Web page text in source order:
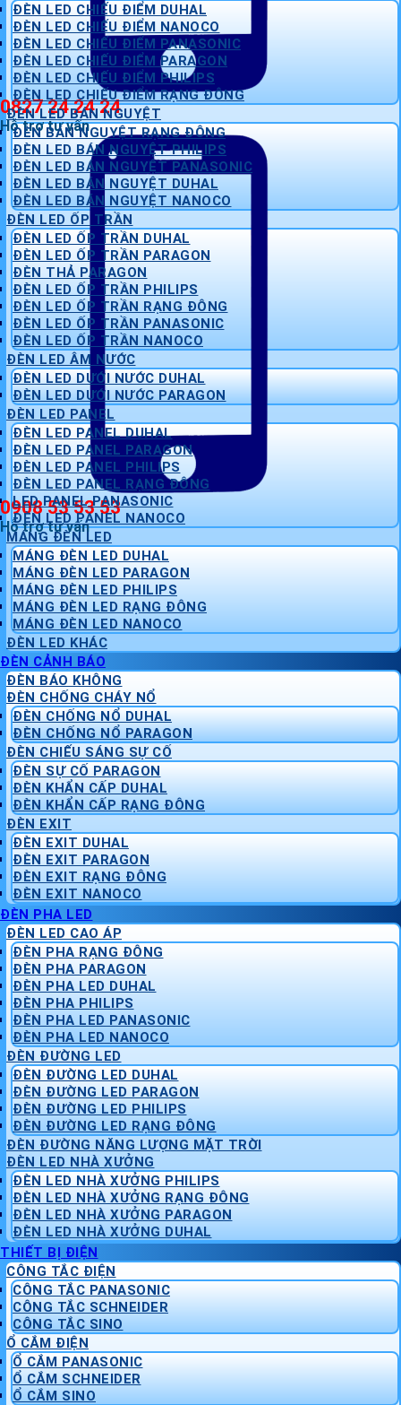
0827 24 24 24
Hỗ trợ tư vấn
0908 53 53 53
Hỗ trợ tư vấn
ĐÈN LED CHIẾU ĐIỂM DUHAL
ĐÈN LED CHIẾU ĐIỂM NANOCO
ĐÈN LED CHIẾU ĐIỂM PANASONIC
ĐÈN LED CHIẾU ĐIỂM PARAGON
ĐÈN LED CHIẾU ĐIỂM PHILIPS
ĐÈN LED CHIẾU ĐIỂM RẠNG ĐÔNG
ĐÈN LED BÁN NGUYỆT
ĐÈN BÁN NGUYỆT RẠNG ĐÔNG
ĐÈN LED BÁN NGUYỆT PHILIPS
ĐÈN LED BÁN NGUYỆT PANASONIC
ĐÈN LED BÁN NGUYỆT DUHAL
ĐÈN LED BÁN NGUYỆT NANOCO
ĐÈN LED ỐP TRẦN
ĐÈN LED ỐP TRẦN DUHAL
ĐÈN LED ỐP TRẦN PARAGON
ĐÈN THẢ PARAGON
ĐÈN LED ỐP TRẦN PHILIPS
ĐÈN LED ỐP TRẦN RẠNG ĐÔNG
ĐÈN LED ỐP TRẦN PANASONIC
ĐÈN LED ỐP TRẦN NANOCO
ĐÈN LED ÂM NƯỚC
ĐÈN LED DƯỚI NƯỚC DUHAL
ĐÈN LED DƯỚI NƯỚC PARAGON
ĐÈN LED PANEL
ĐÈN LED PANEL DUHAL
ĐÈN LED PANEL PARAGON
ĐÈN LED PANEL PHILIPS
ĐÈN LED PANEL RẠNG ĐÔNG
LED PANEL PANASONIC
ĐÈN LED PANEL NANOCO
MÁNG ĐÈN LED
MÁNG ĐÈN LED DUHAL
MÁNG ĐÈN LED PARAGON
MÁNG ĐÈN LED PHILIPS
MÁNG ĐÈN LED RẠNG ĐÔNG
MÁNG ĐÈN LED NANOCO
ĐÈN LED KHÁC
ĐÈN CẢNH BÁO
ĐÈN BÁO KHÔNG
ĐÈN CHỐNG CHÁY NỔ
ĐÈN CHỐNG NỔ DUHAL
ĐÈN CHỐNG NỔ PARAGON
ĐÈN CHIẾU SÁNG SỰ CỐ
ĐÈN SỰ CỐ PARAGON
ĐÈN KHẨN CẤP DUHAL
ĐÈN KHẨN CẤP RẠNG ĐÔNG
ĐÈN EXIT
ĐÈN EXIT DUHAL
ĐÈN EXIT PARAGON
ĐÈN EXIT RẠNG ĐÔNG
ĐÈN EXIT NANOCO
ĐÈN PHA LED
ĐÈN LED CAO ÁP
ĐÈN PHA RẠNG ĐÔNG
ĐÈN PHA PARAGON
ĐÈN PHA LED DUHAL
ĐÈN PHA PHILIPS
ĐÈN PHA LED PANASONIC
ĐÈN PHA LED NANOCO
ĐÈN ĐƯỜNG LED
ĐÈN ĐƯỜNG LED DUHAL
ĐÈN ĐƯỜNG LED PARAGON
ĐÈN ĐƯỜNG LED PHILIPS
ĐÈN ĐƯỜNG LED RẠNG ĐÔNG
ĐÈN ĐƯỜNG NĂNG LƯỢNG MẶT TRỜI
ĐÈN LED NHÀ XƯỞNG
ĐÈN LED NHÀ XƯỞNG PHILIPS
ĐÈN LED NHÀ XƯỞNG RẠNG ĐÔNG
ĐÈN LED NHÀ XƯỞNG PARAGON
ĐÈN LED NHÀ XƯỞNG DUHAL
THIẾT BỊ ĐIỆN
CÔNG TẮC ĐIỆN
CÔNG TẮC PANASONIC
CÔNG TẮC SCHNEIDER
CÔNG TẮC SINO
Ổ CẮM ĐIỆN
Ổ CẮM PANASONIC
Ổ CẮM SCHNEIDER
Ổ CẮM SINO